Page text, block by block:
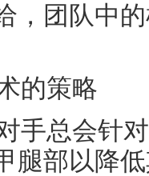
，团队中
的策略
手总会针
腿部以降